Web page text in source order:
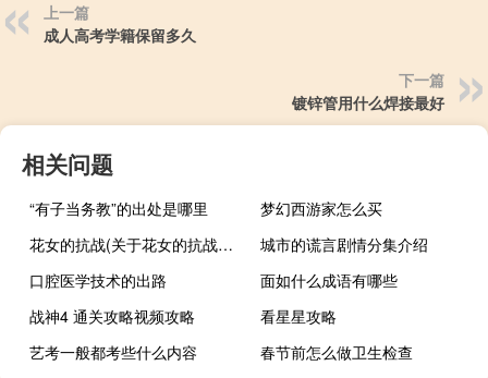
上一篇
成人高考学籍保留多久
下一篇
镀锌管用什么焊接最好
相关问题
“有子当务教”的出处是哪里
梦幻西游家怎么买
花女的抗战(关于花女的抗战简述)
城市的谎言剧情分集介绍
口腔医学技术的出路
面如什么成语有哪些
战神4 通关攻略视频攻略
看星星攻略
艺考一般都考些什么内容
春节前怎么做卫生检查